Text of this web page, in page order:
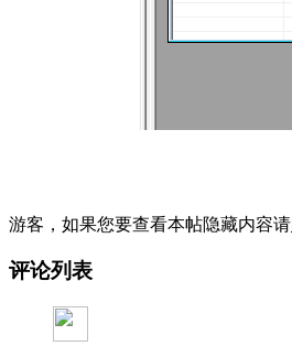
游客，如果您要查看本帖隐藏内容请
评论列表